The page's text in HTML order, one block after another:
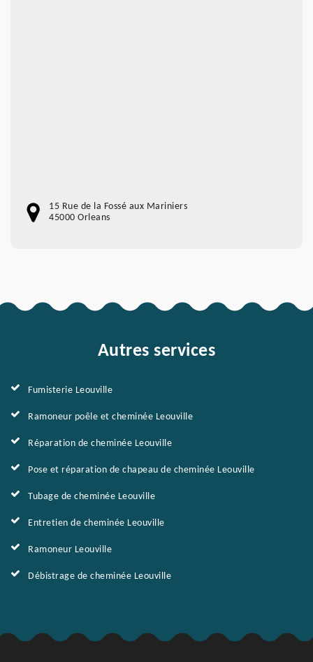
15 Rue de la Fossé aux Mariniers
45000 Orleans
Autres services
Fumisterie Leouville
Ramoneur poêle et cheminée Leouville
Réparation de cheminée Leouville
Pose et réparation de chapeau de cheminée Leouville
Tubage de cheminée Leouville
Entretien de cheminée Leouville
Ramoneur Leouville
Débistrage de cheminée Leouville